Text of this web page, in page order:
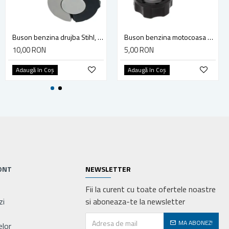
Cap tambur / mosor motocoasa cu fir Autocut 40-2 (piulita 10 x 1)
32,00 RON
Adaugă în Coş
Buson benzina drujba Stihl, model cu clapeta
10,00 RON
Adaugă în Coş
Buson benzina motocoasa TL43/52
5,00 RON
Adaugă în Coş
NEWSLETTER
Fii la curent cu toate ofertele noastre
si aboneaza-te la newsletter
MA ABONEZ!